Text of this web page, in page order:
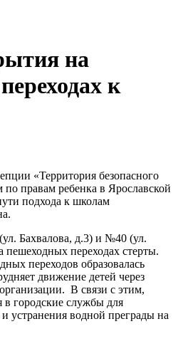
на
к
«Территория безопасного
правам ребенка в Ярославской
подхода к школам
Бахвалова, д.3) и №40 (ул.
пешеходных переходах стерты.
переходов образовалась
движение детей через
В связи с этим,
городские службы для
устранения водной преграды на